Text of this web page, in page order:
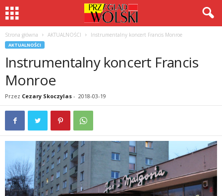
Strona główna AKTUALNOŚCI Instrumentalny koncert Francis Monroe
AKTUALNOŚCI
Instrumentalny koncert Francis
Monroe
Przez Cezary Skoczylas - 2018-03-19